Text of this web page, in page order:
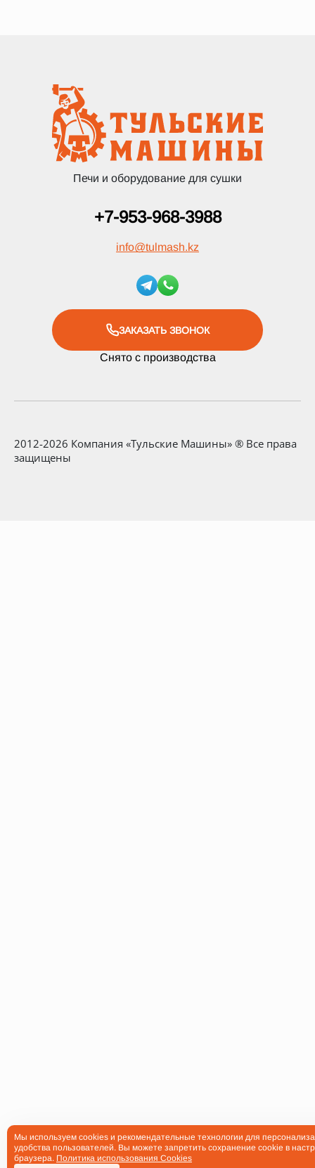
Печи и оборудование для сушки
+7-953-968-3988
info@tulmash.kz
ЗАКАЗАТЬ ЗВОНОК
Снято с производства
2012-2026 Компания «Тульские Машины» ® Все права
защищены
Мы используем cookies и рекомендательные технологии для
удобства пользователей. Вы можете запретить сохранение cookie в
браузера. Политика использования Cookies